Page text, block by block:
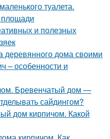
туалета.
площади
и полезных
деревянного дома своими
– особенности и
Бревенчатый дом —
сайдингом?
дом кирпичом. Какой